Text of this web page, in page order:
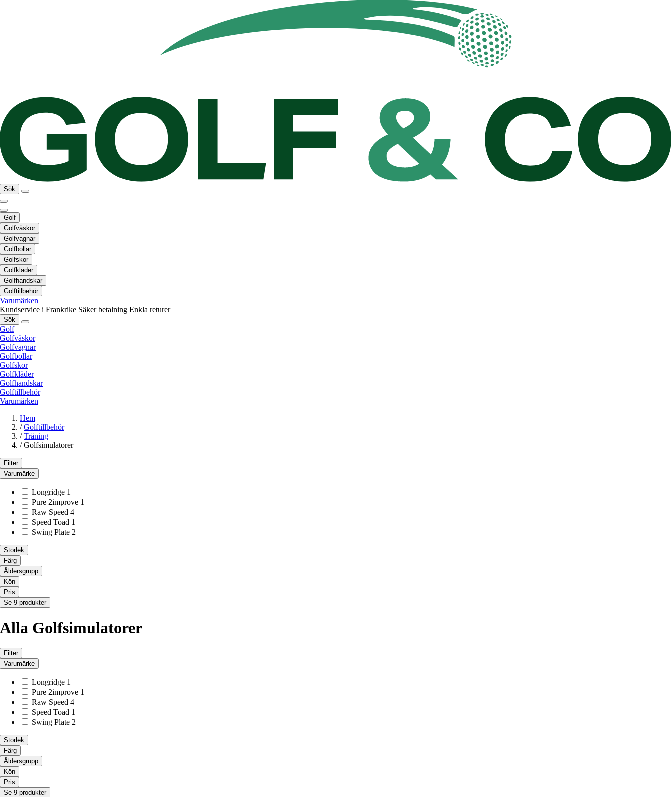
Sök
Golf
Golfväskor
Golfvagnar
Golfbollar
Golfskor
Golfkläder
Golfhandskar
Golftillbehör
Varumärken
Kundservice i Frankrike Säker betalning Enkla returer
Sök
Golf
Golfväskor
Golfvagnar
Golfbollar
Golfskor
Golfkläder
Golfhandskar
Golftillbehör
Varumärken
Hem
/ Golftillbehör
/ Träning
/ Golfsimulatorer
Filter
Varumärke
Longridge 1
Pure 2improve 1
Raw Speed 4
Speed Toad 1
Swing Plate 2
Storlek
Färg
Åldersgrupp
Kön
Pris
Se 9 produkter
Alla Golfsimulatorer
Filter
Varumärke
Longridge 1
Pure 2improve 1
Raw Speed 4
Speed Toad 1
Swing Plate 2
Storlek
Färg
Åldersgrupp
Kön
Pris
Se 9 produkter